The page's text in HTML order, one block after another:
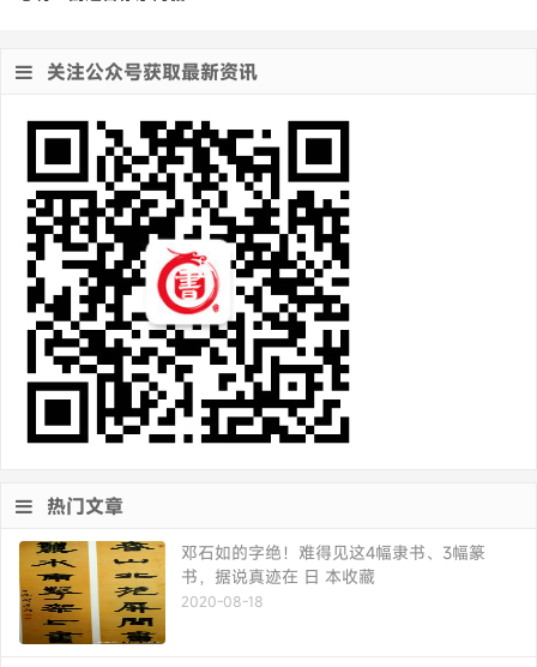
关注公众号获取最新资讯
热门文章
邓石如的字绝！难得见这4幅隶书、3幅篆
书，据说真迹在 日 本收藏
2020-08-18